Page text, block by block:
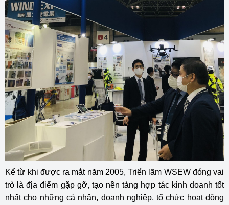
Kể từ khi được ra mắt năm 2005, Triển lãm WSEW đóng vai
trò là địa điểm gặp gỡ, tạo nền tảng hợp tác kinh doanh tốt
nhất cho những cá nhân, doanh nghiệp, tổ chức hoạt động